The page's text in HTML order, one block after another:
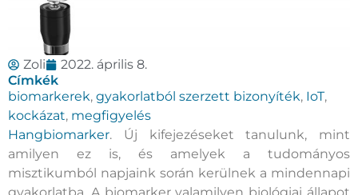
Zoli
2022. április 8.
Címkék
biomarkerek, gyakorlatból szerzett bizonyíték, IoT,
kockázat, megfigyelés
Hangbiomarker. Új kifejezéseket tanulunk, mint
amilyen ez is, és amelyek a tudományos
misztikumból napjaink során kerülnek a mindennapi